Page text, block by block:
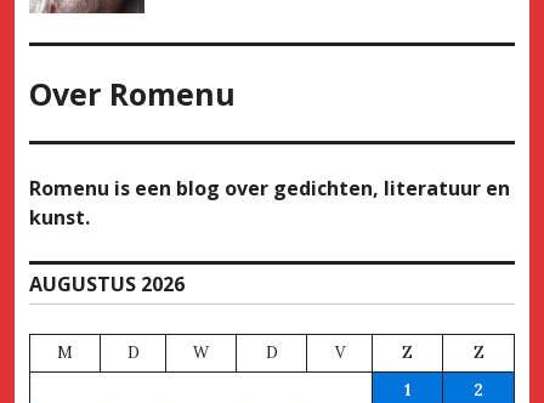
Over Romenu
Romenu is een blog over gedichten, literatuur en
kunst.
AUGUSTUS 2026
M D W D V Z
Z
1
2